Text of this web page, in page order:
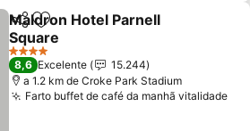
PartilharAdicionar aos favoritos
Maldron Hotel Parnell
Square
Ver preços
4 Estrelas
8,6 Excelente
15.244
a 1.2 km de Croke Park Stadium
Farto buffet de café da manhã vitalidade